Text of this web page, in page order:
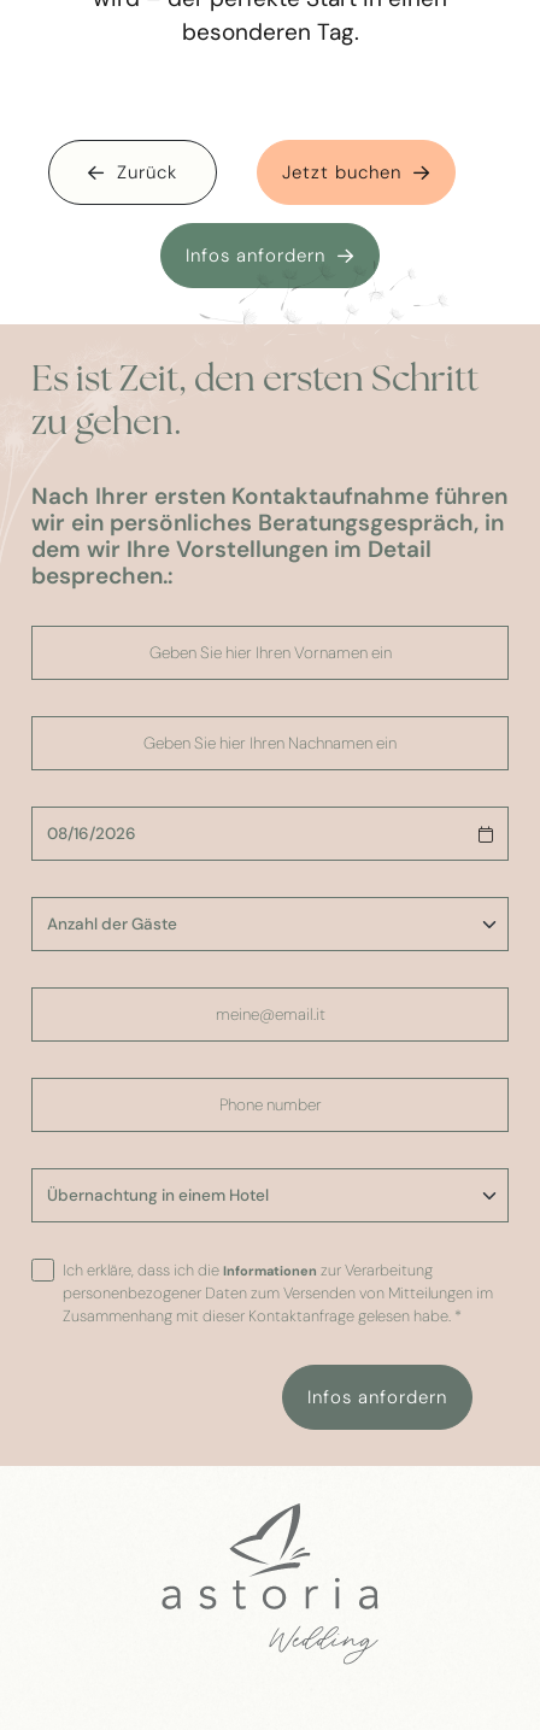
besonderen Tag.
Zurück Jetzt buchen
Infos anfordern
Es ist Zeit, den ersten Schritt
zu gehen.
Nach Ihrer ersten Kontaktaufnahme führen
wir ein persönliches Beratungsgespräch, in
dem wir Ihre Vorstellungen im Detail
besprechen.:
Ich erkläre, dass ich dieInformationen zur Verarbeitung
personenbezogener Daten zum Versenden von Mitteilungen im
Zusammenhang mit dieser Kontaktanfrage gelesen habe. *
Infos anfordern